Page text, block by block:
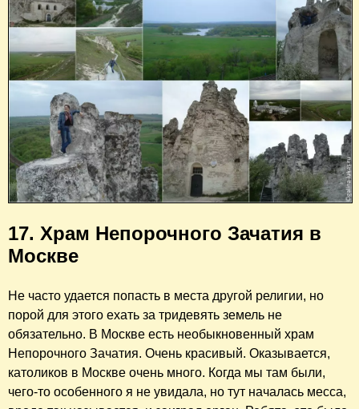
17. Храм Непорочного Зачатия в
Москве
Не часто удается попасть в места другой религии, но
порой для этого ехать за тридевять земель не
обязательно. В Москве есть необыкновенный храм
Непорочного Зачатия. Очень красивый. Оказывается,
католиков в Москве очень много. Когда мы там были,
чего-то особенного я не увидала, но тут началась месса,